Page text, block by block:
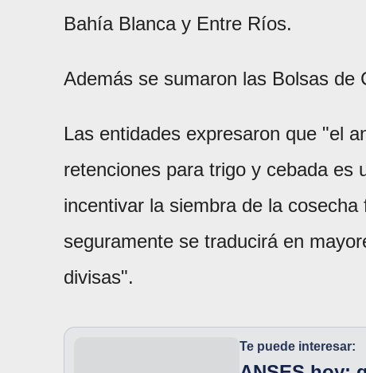
Bahía Blanca y Entre Ríos.
Además se sumaron las Bolsas de
Las entidades expresaron que "el
retenciones para trigo y cebada es
incentivar la siembra de la
seguramente se traducirá en
divisas".
Te puede interesar: